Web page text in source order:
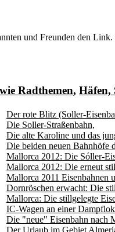
und Freunden den
Radthemen, Häfen,
Der rote Blitz (Soller-
Die Soller-Straßenbahn,
Die alte Karoline und das
Die beiden neuen Bahnhöfe
Mallorca 2012: Die Sóller-
Mallorca 2012: Die erneut
Mallorca 2011 Eisenbahnen
Dornröschen erwacht: Die
Mallorca: Die stillgelegte
IC-Wagen an einer
Die "neue" Eisenbahn nach